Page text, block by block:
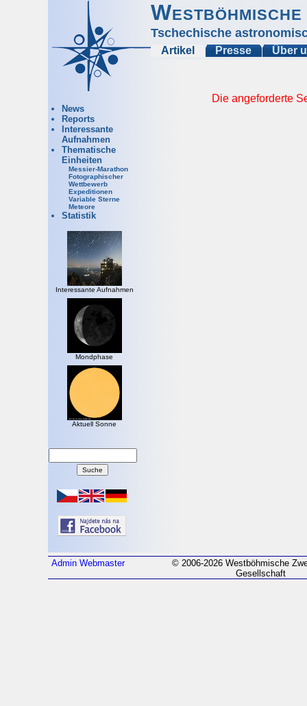
Tschechische
Artikel Presse Über
News
Reports
Interessante
Aufnahmen
Thematische
Einheiten
Messier-Marathon
Fotographischer
Wettbewerb
Expeditionen
Variable Sterne
Meteore
Statistik
Interessante Aufnahmen
Mondphase
Aktuell Sonne
Die angeforderte
Admin Webmaster
© 2006-2026 Westböhmische
Gesellschaft